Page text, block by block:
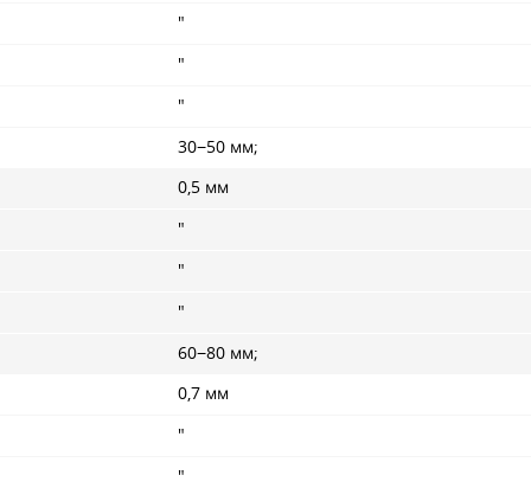
"
"
"
30−50 мм;
0,5 мм
"
"
"
60−80 мм;
0,7 мм
"
"